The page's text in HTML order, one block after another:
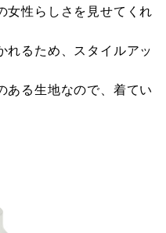
女性らしさを見せてくれ
れるため、スタイルアッ
ある生地なので、着てい